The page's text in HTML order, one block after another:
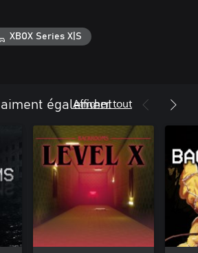
XBOX Series X|S
également
Afficher tout